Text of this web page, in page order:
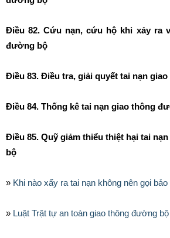
Điều 82. Cứu nạn, cứu hộ khi xảy ra
đường bộ
Điều 83. Điều tra, giải quyết tai nạn
Điều 84. Thống kê tai nạn giao thông
Điều 85. Quỹ giảm thiểu thiệt hại tai
bộ
» Khi nào xẩy ra tai nạn không nên gọi bảo
» Luật Trật tự an toàn giao thông đường